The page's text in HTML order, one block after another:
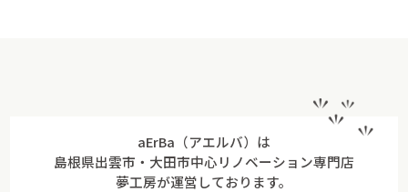
aErBa（アエルバ）は
島根県出雲市・大田市中心リノベーション専門店
夢工房が運営しております。